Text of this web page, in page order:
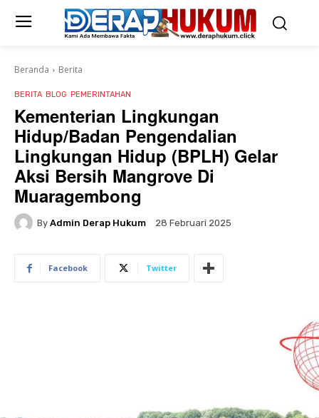
Beranda Berita
BERITA BLOG PEMERINTAHAN
Kementerian Lingkungan
Hidup/Badan Pengendalian
Lingkungan Hidup (BPLH) Gelar
Aksi Bersih Mangrove Di
Muaragembong
By Admin Derap Hukum 28 Februari 2025
Facebook Twitter